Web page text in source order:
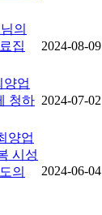
의
집
2024-08-09
양업
청하 2024-07-02
양업
시성
의
2024-06-04